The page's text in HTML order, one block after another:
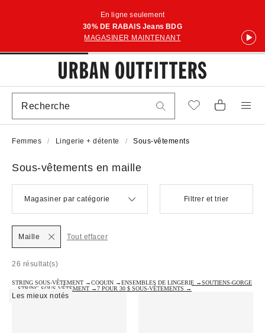
En ligne seulement
30% DE RABAIS Jeans BDG
MAGASINER MAINTENANT
Femmes Lingerie + détente Sous-vêtements
Sous-vêtements en maille
Magasiner par catégorie Filtrer et trier
26 résultat(s)
Maille Tout effacer
STRING SOUS-VÊTEMENT →COQUIN →ENSEMBLES DE LINGERIE →SOUTIENS-GORGE
STRING SOUS-VÊTEMENT →7 POUR 30 $ SOUS-VÊTEMENTS →
Les mieux notés